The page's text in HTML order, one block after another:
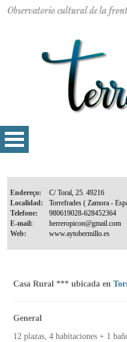
Endereço:
Localidad:
Telefone:
E-mail:
Web:
Casa Rural *** ubicada en
General
12 plazas, 4 habitaciones + 1